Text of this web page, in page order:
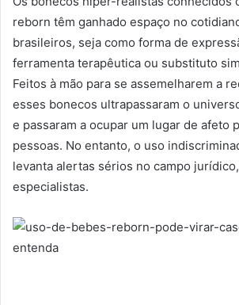
reborn têm ganhado espaço no
brasileiros, seja como forma de
ferramenta terapêutica ou substituto
Feitos à mão para se assemelharem a
esses bonecos ultrapassaram o
e passaram a ocupar um lugar de afeto
pessoas. No entanto, o uso
levanta alertas sérios no campo
especialistas.